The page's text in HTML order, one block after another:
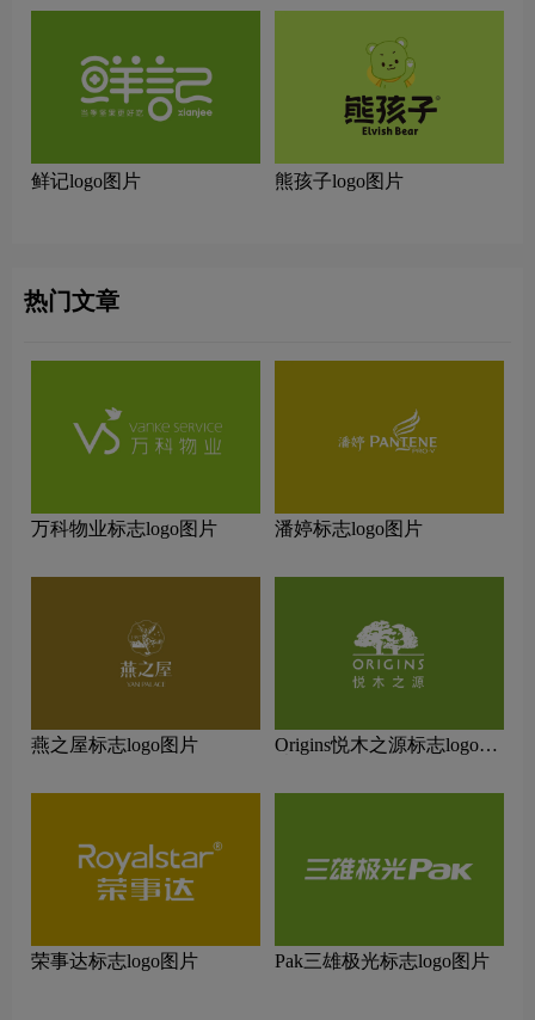
鲜记logo图片 熊孩子logo图片
热门文章
万科物业标志logo图片 潘婷标志logo图片
燕之屋标志logo图片
Origins悦木之源标志logo图
荣事达标志logo图片 Pak三雄极光标志logo图片